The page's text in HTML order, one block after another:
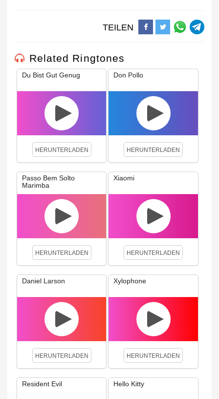
TEILEN
Related Ringtones
Du Bist Gut Genug
HERUNTERLADEN
Don Pollo
HERUNTERLADEN
Passo Bem Solto
Marimba
HERUNTERLADEN
Xiaomi
HERUNTERLADEN
Daniel Larson
HERUNTERLADEN
Xylophone
HERUNTERLADEN
Resident Evil Hello Kitty